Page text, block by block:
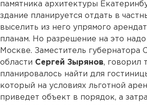
памятника архитектуры
здание планируется отдать в
выселить из него упрямого
планам. Но разрешение на это надо
Москве. Заместитель губернатора
области Сергей Зырянов, говорил
планировалось найти для
который на условиях льготной
приведет объект в порядок, а